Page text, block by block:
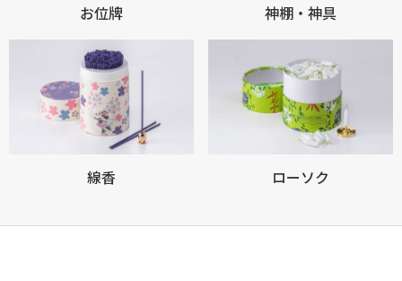
お位牌 神棚・神具
線香 ローソク